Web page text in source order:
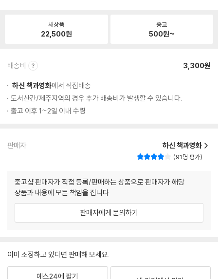
새상품
22,500원
중고
500원~
배송비 3,300원
하신 책과영화에서 직접배송
도서산간/제주지역의 경우 추가 배송비가 발생할 수 있습니다.
출고 이후 1~2일 이내 수령
판매자 하신 책과영화
91명 평가
중고샵 판매자가 직접 등록/판매하는 상품으로 판매자가 해당
상품과 내용에 모든 책임을 집니다.
판매자에게 문의하기
이미 소장하고 있다면 판매해 보세요.
예스24에 팔기